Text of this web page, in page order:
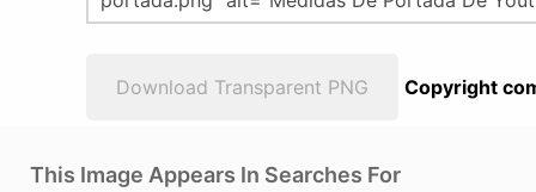
Download Transparent PNG Copyright
This Image Appears In Searches For